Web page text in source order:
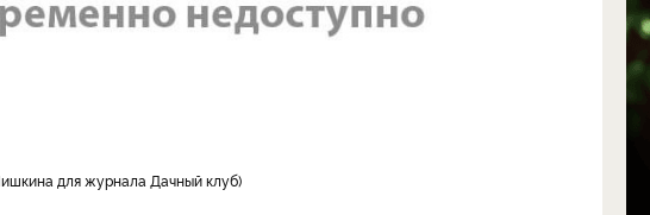
для журнала Дачный клуб)